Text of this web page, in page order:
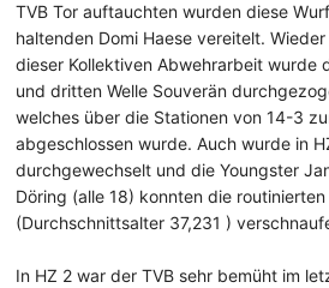
TVB Tor auftauchten wurden diese
haltenden Domi Haese vereitelt.
dieser Kollektiven Abwehrarbeit wurde
und dritten Welle Souverän
welches über die Stationen von 14-3
abgeschlossen wurde. Auch wurde in
durchgewechselt und die Youngster
Döring (alle 18) konnten die
(Durchschnittsalter 37,231 )
In HZ 2 war der TVB sehr bemüht im